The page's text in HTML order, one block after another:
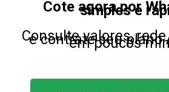
Cote agora por
simples e
Consulte valores,
e contrate seu plano
em poucos